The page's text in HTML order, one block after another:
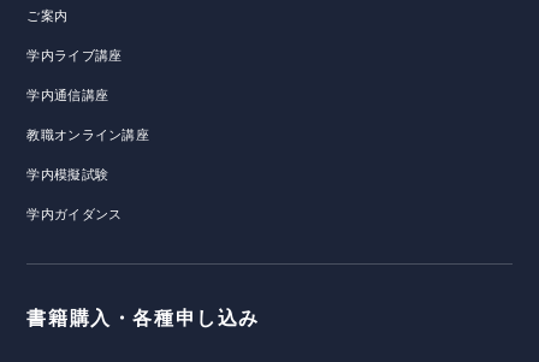
ご案内
学内ライブ講座
学内通信講座
教職オンライン講座
学内模擬試験
学内ガイダンス
書籍購入・各種申し込み